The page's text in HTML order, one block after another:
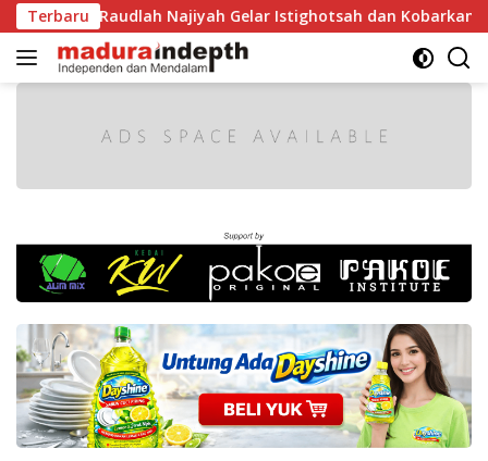
Langsung
ke
konten
Terbaru
MA Raudlah Najiyah Gelar Istighotsah dan Kobarkan